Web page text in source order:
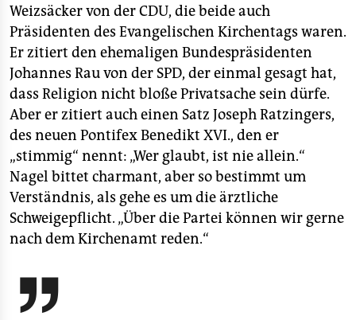
Weizsäcker von der CDU, die beide auch
Präsidenten des Evangelischen Kirchentags waren.
Er zitiert den ehemaligen Bundespräsidenten
Johannes Rau von der SPD, der einmal gesagt hat,
dass Religion nicht bloße Privatsache sein dürfe.
Aber er zitiert auch einen Satz Joseph Ratzingers,
des neuen Pontifex Benedikt XVI., den er
„stimmig“ nennt: „Wer glaubt, ist nie allein.“
Nagel bittet charmant, aber so bestimmt um
Verständnis, als gehe es um die ärztliche
Schweigepflicht. „Über die Partei können wir gerne
nach dem Kirchenamt reden.“
